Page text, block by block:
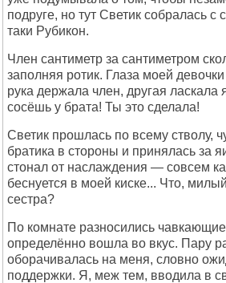
подруге, но тут Светик собралась
таки Рубикон.
Член сантиметр за сантиметром
заполняя ротик. Глаза моей
рука держала член, другая ласкала
сосёшь у брата! Ты это сделала!
Светик прошлась по всему стволу,
братика в стороны и принялась за
стонал от наслаждения — совсем
беснуется в моей киске... Что,
сестра?
По комнате разносились
определённо вошла во вкус. Пару
оборачивалась на меня, словно
поддержки. Я, меж тем, вводила в